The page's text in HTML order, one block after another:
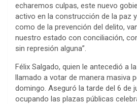
echaremos culpas, este nuevo
activo en la construcción de la paz
como de la prevención del delito,
nuestro estado con conciliación,
sin represión alguna”.
Félix Salgado, quien le antecedió a
llamado a votar de manera masiva
domingo. Aseguró la tarde del 6 de
ocupando las plazas públicas